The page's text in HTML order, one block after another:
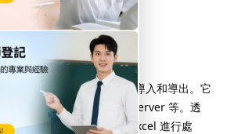
源進行連接，實現數據的導入和導出。它
包括 CSV、Access、SQL Server 等。透
可以將外部數據直接匯入 Excel 進行處